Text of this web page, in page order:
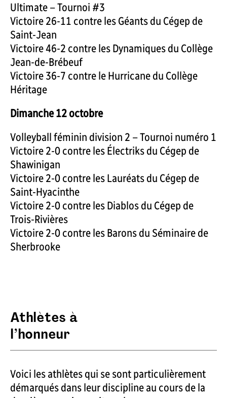
Ultimate – Tournoi #3
Victoire 26-11 contre les Géants du Cégep de
Saint-Jean
Victoire 46-2 contre les Dynamiques du Collège
Jean-de-Brébeuf
Victoire 36-7 contre le Hurricane du Collège
Héritage
Dimanche 12 octobre
Volleyball féminin division 2 – Tournoi numéro 1
Victoire 2-0 contre les Électriks du Cégep de
Shawinigan
Victoire 2-0 contre les Lauréats du Cégep de
Saint-Hyacinthe
Victoire 2-0 contre les Diablos du Cégep de
Trois-Rivières
Victoire 2-0 contre les Barons du Séminaire de
Sherbrooke
Athlètes à
l’honneur
Voici les athlètes qui se sont particulièrement
démarqués dans leur discipline au cours de la